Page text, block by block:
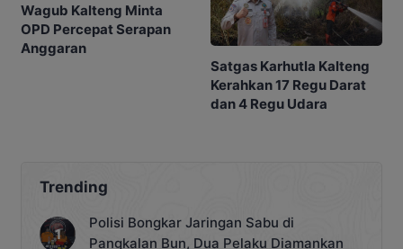
Wagub Kalteng Minta
OPD Percepat Serapan
Anggaran
Satgas Karhutla Kalteng
Kerahkan 17 Regu Darat
dan 4 Regu Udara
Trending
Polisi Bongkar Jaringan Sabu di
Pangkalan Bun, Dua Pelaku Diamankan